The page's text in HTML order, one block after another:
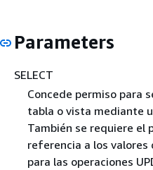
Parameters
SELECT
Concede permiso para
tabla o vista mediante
También se requiere el
referencia a los
para las operaciones